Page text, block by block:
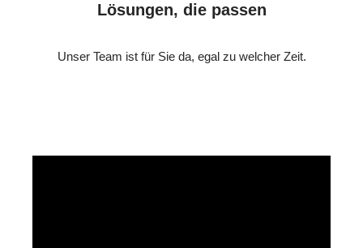
Lösungen, die passen
Unser Team ist für Sie da, egal zu welcher Zeit.